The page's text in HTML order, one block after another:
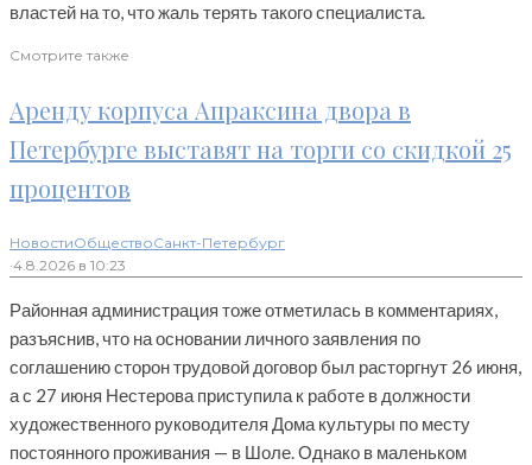
властей на то, что жаль терять такого специалиста.
Смотрите также
Аренду корпуса Апраксина двора в
Петербурге выставят на торги со скидкой 25
процентов
НовостиОбществоСанкт-Петербург
·4.8.2026 в 10:23
Районная администрация тоже отметилась в комментариях,
разъяснив, что на основании личного заявления по
соглашению сторон трудовой договор был расторгнут 26 июня,
а с 27 июня Нестерова приступила к работе в должности
художественного руководителя Дома культуры по месту
постоянного проживания — в Шоле. Однако в маленьком